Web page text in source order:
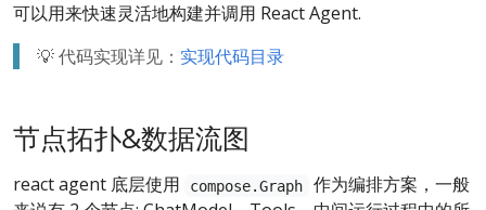
可以用来快速灵活地构建并调用 React Agent.
💡 代码实现详见： 实现代码目录
节点拓扑&数据流图
react agent 底层使用 compose.Graph
作为编排方案，一般